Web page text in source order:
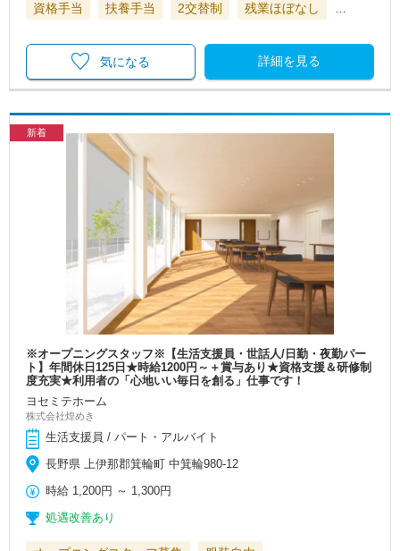
資格手当
扶養手当 2交替制 残業ほぼなし …
詳細を見る
気になる
新着
※オープニングスタッフ※【生活支援員・世話人/日勤・夜勤パー
ト】年間休日125日★時給1200円～＋賞与あり★資格支援＆研修制
度充実★利用者の「心地いい毎日を創る」仕事です！
ヨセミテホーム
株式会社煌めき
生活支援員 / パート・アルバイト
長野県 上伊那郡箕輪町 中箕輪980-12
時給 1,200円 ～ 1,300円
処遇改善あり